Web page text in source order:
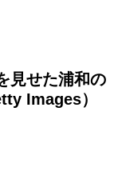
見せた浦和の
Images）